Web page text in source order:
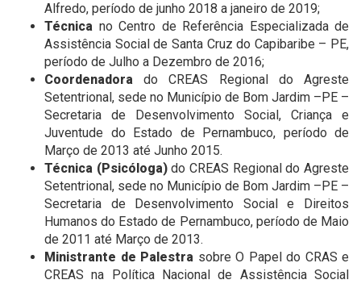
Alfredo, período de junho 2018 a janeiro de 2019;
Técnica no Centro de Referência Especializada de
Assistência Social de Santa Cruz do Capibaribe – PE,
período de Julho a Dezembro de 2016;
Coordenadorado CREAS Regional do Agreste
Setentrional, sede no Município de Bom Jardim –PE –
Secretaria de Desenvolvimento Social, Criança e
Juventude do Estado de Pernambuco, período de
Março de 2013 até Junho 2015.
Técnica (Psicóloga)do CREAS Regional do Agreste
Setentrional, sede no Município de Bom Jardim –PE –
Secretaria de Desenvolvimento Social e Direitos
Humanos do Estado de Pernambuco, período de Maio
de 2011 até Março de 2013.
Ministrante de Palestra sobre O Papel do CRAS e
CREAS na Política Nacional de Assistência Social